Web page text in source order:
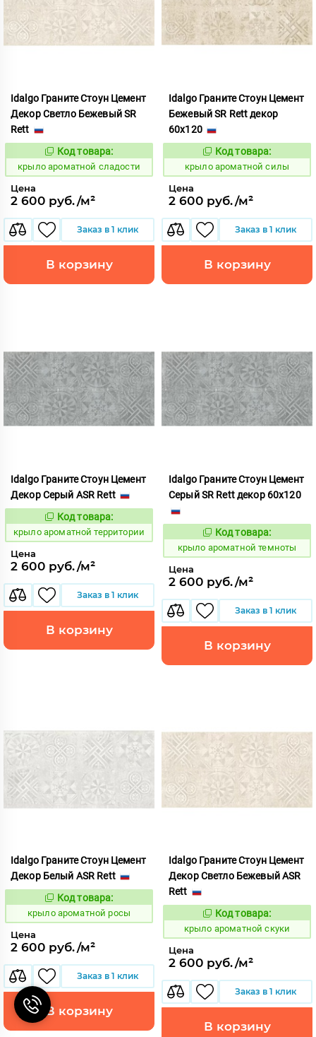
Idalgo Граните Стоун Цемент
Декор Светло Бежевый SR
Rett
828470
Код товара:
крыло ароматной сладости
Цена
2 600 руб./м²
Заказ в 1 клик
В корзину
Idalgo Граните Стоун Цемент
Бежевый SR Rett декор
60x120
828463
Код товара:
крыло ароматной силы
Цена
2 600 руб./м²
Заказ в 1 клик
В корзину
Idalgo Граните Стоун Цемент
Декор Серый ASR Rett
828479
Код товара:
крыло ароматной территории
Цена
2 600 руб./м²
Заказ в 1 клик
В корзину
Idalgo Граните Стоун Цемент
Серый SR Rett декор 60x120
828477
Код товара:
крыло ароматной темноты
Цена
2 600 руб./м²
Заказ в 1 клик
В корзину
Idalgo Граните Стоун Цемент
Декор Белый ASR Rett
828457
Код товара:
крыло ароматной росы
Цена
2 600 руб./м²
Заказ в 1 клик
В корзину
Idalgo Граните Стоун Цемент
Декор Светло Бежевый ASR
Rett
828469
Код товара:
крыло ароматной скуки
Цена
2 600 руб./м²
Заказ в 1 клик
В корзину